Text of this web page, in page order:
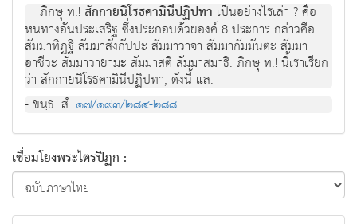
ภิกษุ ท.!สักกายนิโรธคามินีปฏิปทา เปนอยางไรเลา ? คือ
หนทางอันประเสริฐ ซึ่งประกอบดวยองค 8 ประการ กลาวคือ
สัมมาทิฏฐิ สัมมาสังกัปปะ สัมมาวาจา สัมมากัมมันตะ สัมมา
อาชีวะ สัมมาวายามะ สัมมาสติ สัมมาสมาธิ. ภิกษุ ท.! นี้เราเรียก
วา สักกายนิโรธคามินีปฏิปทา, ดังนี้ แล.
- ขนฺธ. สํ. ๑๗/๑๙๓/๒๘๔-๒๘๘.
เชื่อมโยงพระไตรปิฏก :